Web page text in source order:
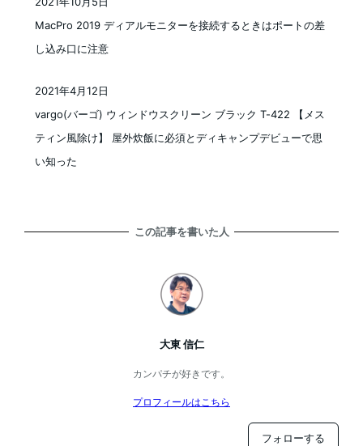
MacPro 2019 ディアルモニターを接続するときはポートの差
し込み口に注意
vargo(バーゴ) ウィンドウスクリーン ブラック T-422 【メス
ティン風除け】 屋外炊飯に必須とディキャンプデビューで思
い知った
2021年4月12日
この記事を書いた人
大東 信仁
カンパチが好きです。
プロフィールはこちら
フォローする